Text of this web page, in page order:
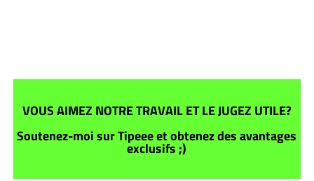
VOUS AIMEZ NOTRE TRAVAIL ET LE JUGEZ UTILE?
Soutenez-moi sur Tipeee et obtenez des avantages
exclusifs ;)